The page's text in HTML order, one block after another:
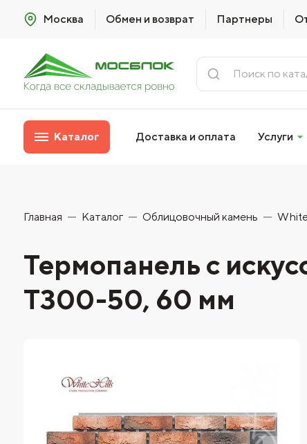
Москва Обмен и возврат Партнеры
Каталог Доставка и оплата Услуги
Главная Каталог Облицовочный камень
Термопанель с
T300-50, 60 мм